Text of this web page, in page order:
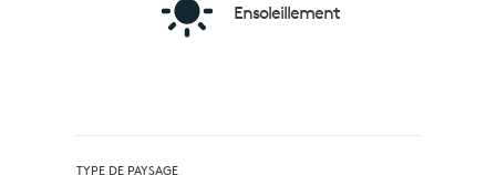
Ensoleillement
TYPE DE PAYSAGE